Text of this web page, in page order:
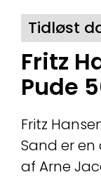
Tidløst
Fritz
Pude
Fritz
Sand er
af Arne